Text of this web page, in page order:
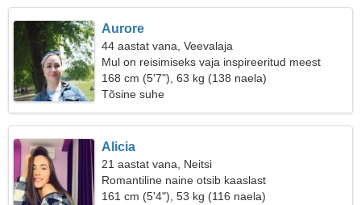
Aurore
44 aastat vana, Veevalaja
Mul on reisimiseks vaja inspireeritud meest
168 cm (5'7"), 63 kg (138 naela)
Tõsine suhe
Alicia
21 aastat vana, Neitsi
Romantiline naine otsib kaaslast
161 cm (5'4"), 53 kg (116 naela)